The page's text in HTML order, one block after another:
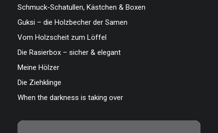
Schmuck-Schatullen, Kästchen & Boxen
Guksi – die Holzbecher der Samen
Vom Holzscheit zum Löffel
Die Rasierbox – sicher & elegant
Meine Hölzer
Die Ziehklinge
When the darkness is taking over